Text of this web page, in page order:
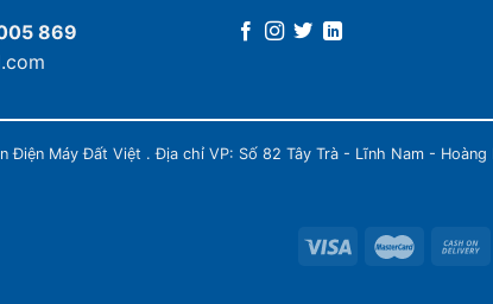
869
Điện Máy Đất Việt . Địa chỉ VP: Số 82 Tây Trà - Lĩnh Nam -